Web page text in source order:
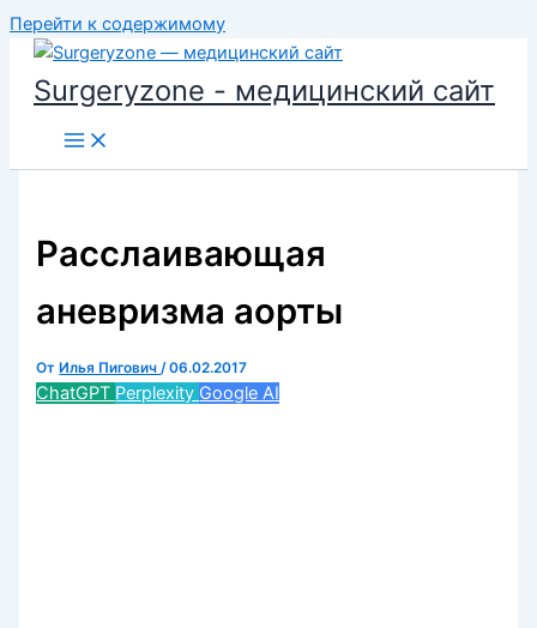
Перейти к содержимому
Surgeryzone - медицинский сайт
Расслаивающая
аневризма аорты
От Илья Пигович/06.02.2017
ChatGPT Perplexity Google AI